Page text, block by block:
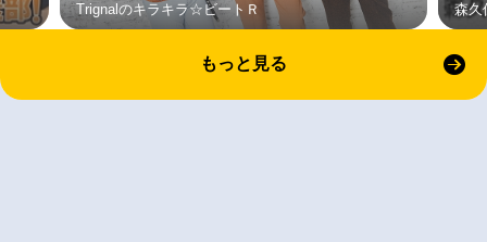
Trignalのキラキラ☆ビートＲ 森久
もっと見る